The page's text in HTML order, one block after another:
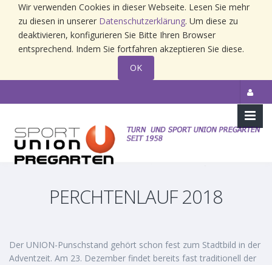
Wir verwenden Cookies in dieser Webseite. Lesen Sie mehr
zu diesen in unserer Datenschutzerklärung. Um diese zu
deaktivieren, konfigurieren Sie Bitte Ihren Browser
entsprechend. Indem Sie fortfahren akzeptieren Sie diese.
OK
PERCHTENLAUF 2018
Der UNION-Punschstand gehört schon fest zum Stadtbild in der
Adventzeit. Am 23. Dezember findet bereits fast traditionell der